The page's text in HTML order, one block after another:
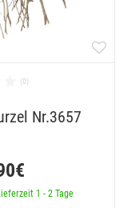
Nr.3657
1 - 2 Tage